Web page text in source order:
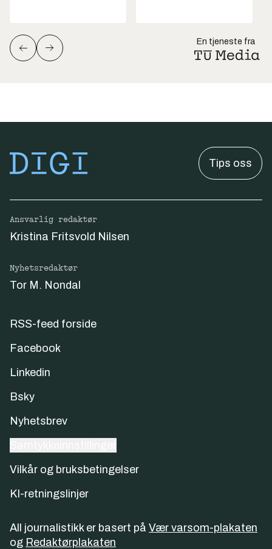
En tjeneste fra
Tips oss
Ansvarlig redaktør
Kristina Fritsvold Nilsen
Nyhetsredaktør
Tor M. Nondal
RSS-feed forside
Facebook
Linkedin
Bsky
Nyhetsbrev
Vilkår og bruksbetingelser
KI-retningslinjer
All journalistikk er basert på Vær varsom-plakaten
og Redaktørplakaten